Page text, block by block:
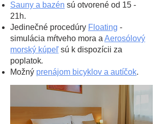
Sauny a bazén sú otvorené od 15 -
21h.
Jedinečné procedúry Floating -
simulácia mŕtveho mora a Aerosólový
morský kúpeľ sú k dispozícii za
poplatok.
Možný prenájom bicyklov a autíčok.